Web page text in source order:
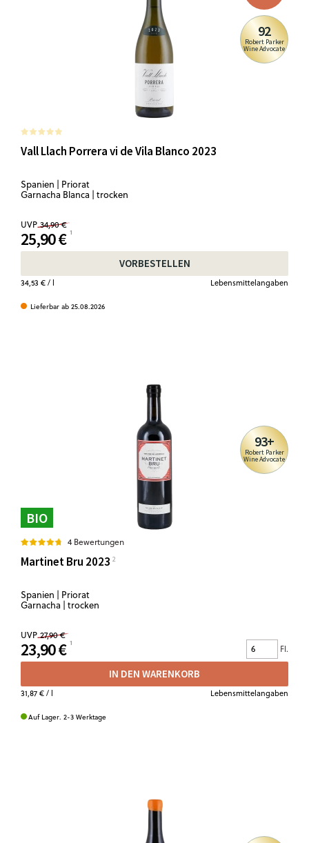
92
Robert Parker
Wine Advocate
Vall Llach Porrera vi de Vila Blanco 2023
Spanien | Priorat
Garnacha Blanca | trocken
UVP 34,90 €
25,90 €
VORBESTELLEN
34,53 €/ l Lebensmittelangaben
Lieferbar ab 25.08.2026
93+
Robert Parker
Wine Advocate
BIO
4 Bewertungen
Martinet Bru 2023
Spanien | Priorat
Garnacha | trocken
UVP 27,90 €
23,90 € Fl.
IN DEN WARENKORB
31,87 €/ l Lebensmittelangaben
Auf Lager. 2-3 Werktage